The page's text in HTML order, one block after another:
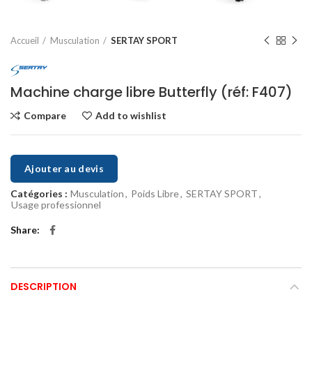
Accueil Musculation SERTAY SPORT
Machine charge libre Butterfly (réf: F407)
Compare Add to wishlist
Ajouter au devis
Catégories : Musculation, Poids Libre, SERTAY SPORT,
Usage professionnel
Share
DESCRIPTION